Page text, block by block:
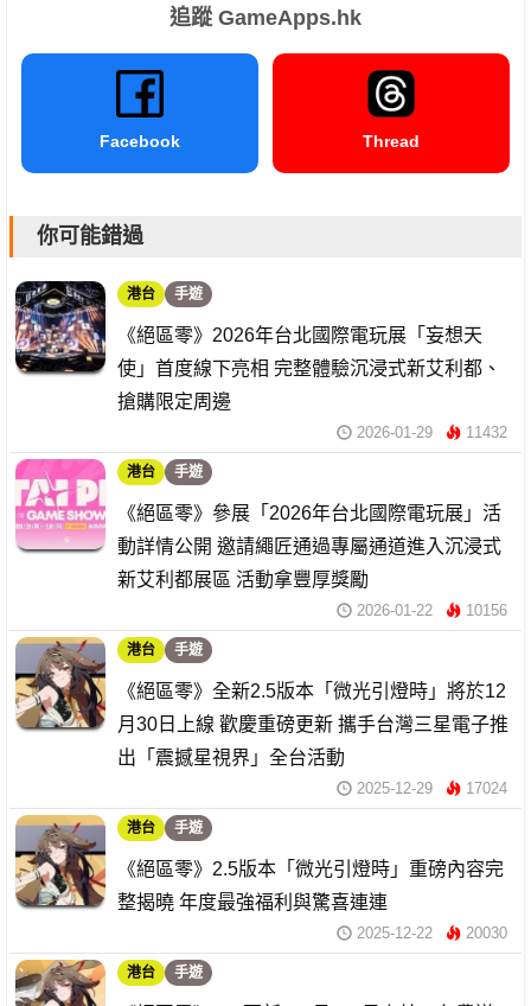
追蹤 GameApps.hk
Facebook Thread
你可能錯過
港台 手遊
《絕區零》2026年台北國際電玩展「妄想天
使」首度線下亮相 完整體驗沉浸式新艾利都、
搶購限定周邊
2026-01-29 11432
港台 手遊
《絕區零》參展「2026年台北國際電玩展」活
動詳情公開 邀請繩匠通過專屬通道進入沉浸式
新艾利都展區 活動拿豐厚獎勵
2026-01-22 10156
港台 手遊
《絕區零》全新2.5版本「微光引燈時」將於12
月30日上線 歡慶重磅更新 攜手台灣三星電子推
出「震撼星視界」全台活動
2025-12-29 17024
港台 手遊
《絕區零》2.5版本「微光引燈時」重磅內容完
整揭曉 年度最強福利與驚喜連連
2025-12-22 20030
港台 手遊